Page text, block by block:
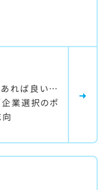
あれば良い…
企業選択のポ